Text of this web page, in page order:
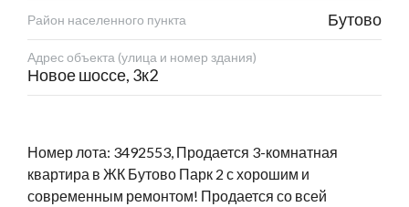
Район населенного пункта Бутово
Адрес объекта (улица и номер здания)
Новое шоссе, 3к2
Номер лота: 3492553, Продается 3-комнатная
квартира в ЖК Бутово Парк 2 с хорошим и
современным ремонтом! Продается со всей